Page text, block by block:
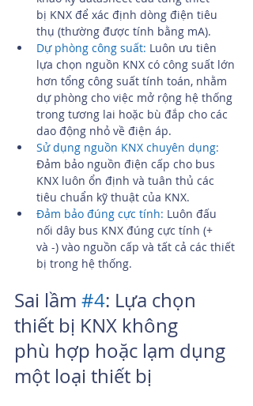
bị KNX để xác định dòng điện tiêu
thụ (thường được tính bằng mA).
Dự phòng công suất: Luôn ưu tiên
lựa chọn nguồn KNX có công suất lớn
hơn tổng công suất tính toán, nhằm
dự phòng cho việc mở rộng hệ thống
trong tương lai hoặc bù đắp cho các
dao động nhỏ về điện áp.
Sử dụng nguồn KNX chuyên dụng:
Đảm bảo nguồn điện cấp cho bus
KNX luôn ổn định và tuân thủ các
tiêu chuẩn kỹ thuật của KNX.
Đảm bảo đúng cực tính: Luôn đấu
nối dây bus KNX đúng cực tính (+
và -) vào nguồn cấp và tất cả các thiết
bị trong hệ thống.
Sai lầm #4: Lựa chọn
thiết bị KNX không
phù hợp hoặc lạm dụng
một loại thiết bị